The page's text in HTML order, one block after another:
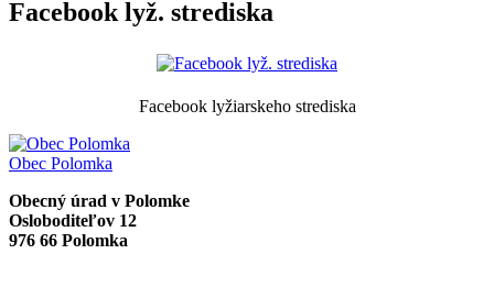
Facebook lyž. strediska
Facebook lyžiarskeho strediska
Obec Polomka
Obecný úrad v Polomke
Osloboditeľov 12
976 66 Polomka